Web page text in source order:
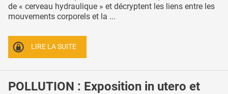
de « cerveau hydraulique » et décryptent les liens entre les
mouvements corporels et la ...
LIRE LA SUITE
POLLUTION : Exposition in utero et